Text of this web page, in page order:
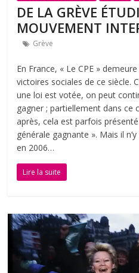
DE LA GRÈVE
MOUVEMENT
Grève
En France, « Le CPE »
victoires sociales de ce siècle.
une loi est votée, on peut
gagner ; partiellement dans ce
après, cela est parfois
générale gagnante ». Mais il
en 2006…
Lire la suite